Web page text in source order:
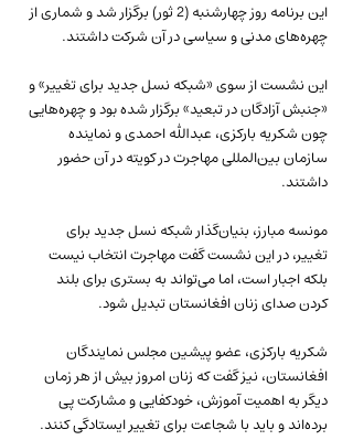
این برنامه روز چهارشنبه (2 ثور) برگزار شد و شماری از
چهره‌های مدنی و سیاسی در آن شرکت داشتند.
این نشست از سوی «شبکه نسل جدید برای تغییر» و
«جنبش آزادگان در تبعید» برگزار شده بود و چهره‌هایی
چون شکریه بارکزی، عبدالله احمدی و نماینده
سازمان بین‌المللی مهاجرت در کویته در آن حضور
داشتند.
مونسه مبارز، بنیان‌گذار شبکه نسل جدید برای
تغییر، در این نشست گفت مهاجرت انتخاب نیست
بلکه اجبار است، اما می‌تواند به بستری برای بلند
کردن صدای زنان افغانستان تبدیل شود.
شکریه بارکزی، عضو پیشین مجلس نمایندگان
افغانستان، نیز گفت که زنان امروز بیش از هر زمان
دیگر به اهمیت آموزش، خودکفایی و مشارکت پی
برده‌اند و باید با شجاعت برای تغییر ایستادگی کنند.